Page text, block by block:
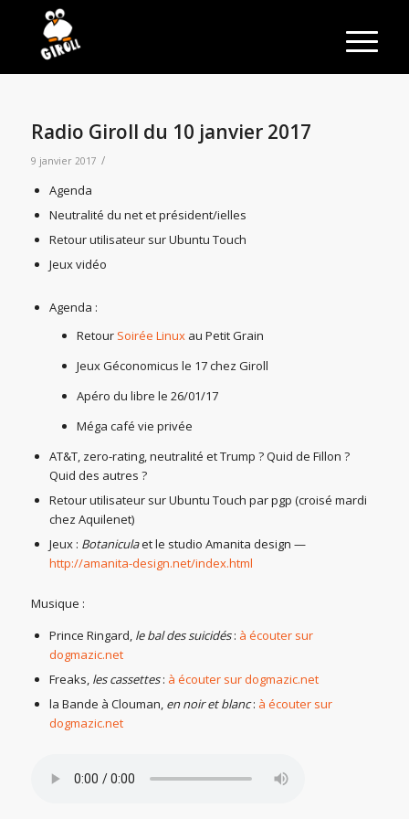
Radio Giroll du 10 janvier 2017
9 janvier 2017 /
Agenda
Neutralité du net et président/ielles
Retour utilisateur sur Ubuntu Touch
Jeux vidéo
Agenda :
Retour Soirée Linuxau Petit Grain
Jeux Géconomicus le 17 chez Giroll
Apéro du libre le 26/01/17
Méga café vie privée
AT&T, zero-rating, neutralité et Trump ? Quid de Fillon ?
Quid des autres ?
Retour utilisateur sur Ubuntu Touch par pgp (croisé mardi
chez Aquilenet)
Jeux : Botaniculaet le studio Amanita design —
http://amanita-design.net/index.html
Musique :
Prince Ringard,le bal des suicidés: à écouter sur
dogmazic.net
Freaks, les cassettes: à écouter sur dogmazic.net
la Bande à Clouman, en noir et blanc: à écouter sur
dogmazic.net